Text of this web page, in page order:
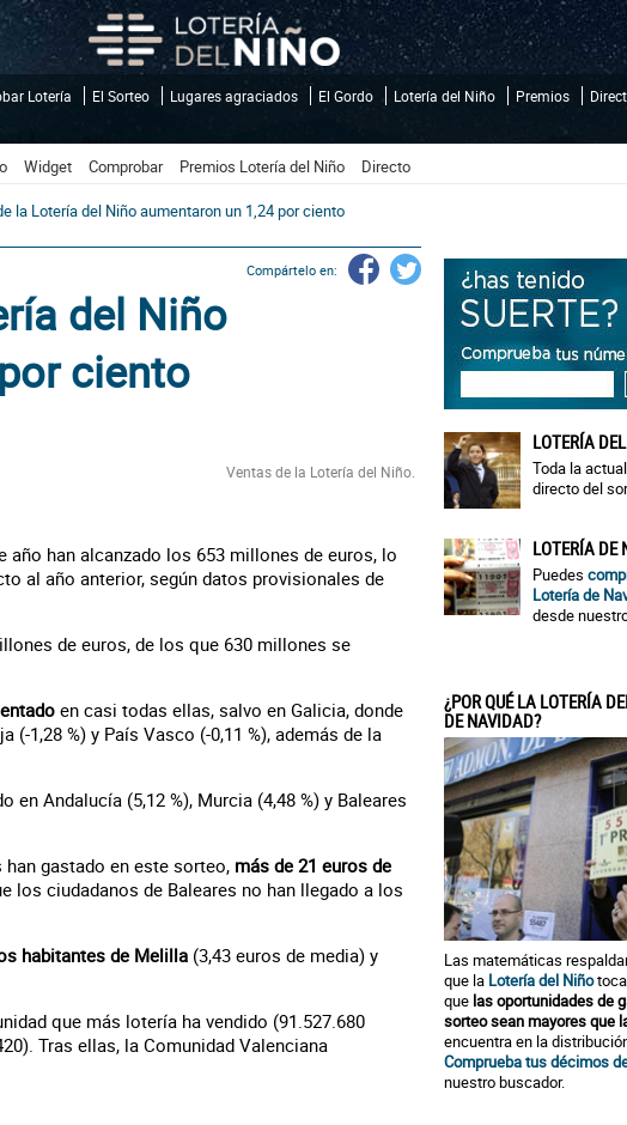
Lotería El Sorteo Lugares agraciados El Gordo Lotería del Niño Premios
Widget Comprobar Premios Lotería del Niño Directo
la Lotería del Niño aumentaron un 1,24 por ciento
Compártelo en:
del Niño
ciento
Ventas de la Lotería del Niño.
año han alcanzado los 653 millones de euros, lo
al año anterior, según datos provisionales de
de euros, de los que 630 millones se
en casi todas ellas, salvo en Galicia, donde
(-1,28 %) y País Vasco (-0,11 %), además de la
Andalucía (5,12 %), Murcia (4,48 %) y Baleares
gastado en este sorteo, más de 21 euros de
los ciudadanos de Baleares no han llegado a los
habitantes de Melilla (3,43 euros de media) y
que más lotería ha vendido (91.527.680
Tras ellas, la Comunidad Valenciana
LOTERÍA
Toda la
directo del
LOTERÍA DE
Puedes
Lotería de
desde
¿POR QUÉ LA LOTERÍA
DE NAVIDAD?
Las matemáticas
que la Lotería del Niñotoca
que las oportunidades de
sorteo sean mayores que
encuentra en la
Comprueba tus décimos
nuestro buscador.